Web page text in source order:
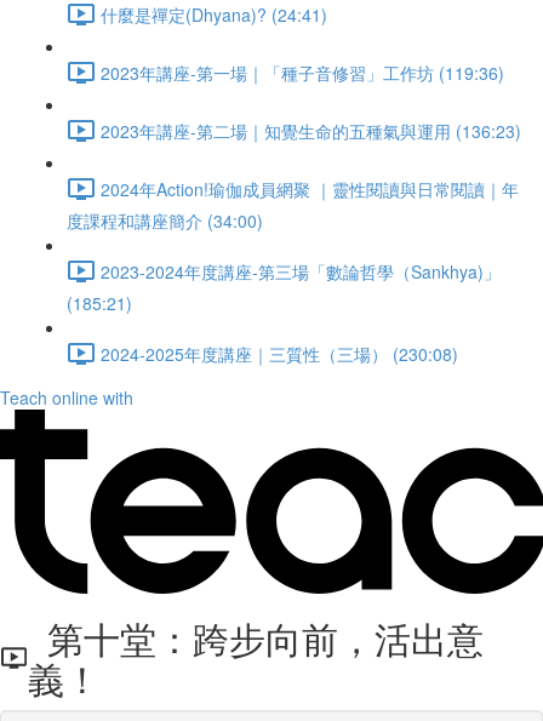
什麼是禪定(Dhyana)? (24:41)
2023年講座-第一場｜「種子音修習」工作坊 (119:36)
2023年講座-第二場｜知覺生命的五種氣與運用 (136:23)
2024年Action!瑜伽成員網聚 ｜靈性閱讀與日常閱讀｜年
度課程和講座簡介 (34:00)
2023-2024年度講座-第三場「數論哲學（Sankhya)」
(185:21)
2024-2025年度講座｜三質性（三場） (230:08)
Teach online with
第十堂：跨步向前，活出意
義！